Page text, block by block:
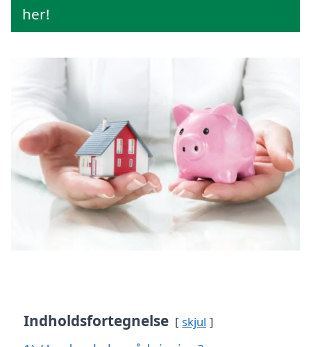
her!
Indholdsfortegnelse skjul